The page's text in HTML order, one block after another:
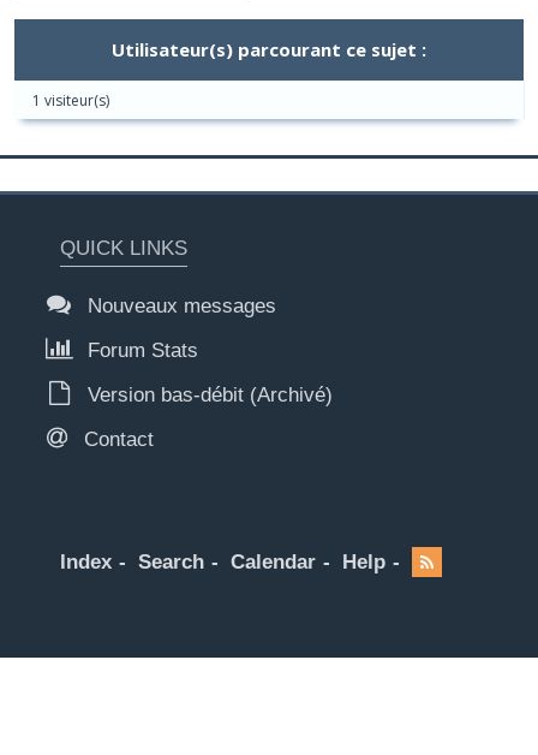
Utilisateur(s) parcourant ce sujet :
1 visiteur(s)
QUICK LINKS
Nouveaux messages
Forum Stats
Version bas-débit (Archivé)
Contact
Index Search Calendar Help